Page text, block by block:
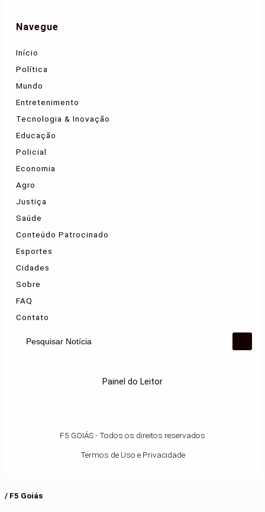
Navegue
Início
Política
Mundo
Entretenimento
Tecnologia & Inovação
Educação
Policial
Economia
Agro
Justiça
Saúde
Conteúdo Patrocinado
Esportes
Cidades
Sobre
FAQ
Contato
Pesquisar Notícia
Painel do Leitor
F5 GOIÁS - Todos os direitos reservados
Termos de Uso e Privacidade
/ F5 Goiás